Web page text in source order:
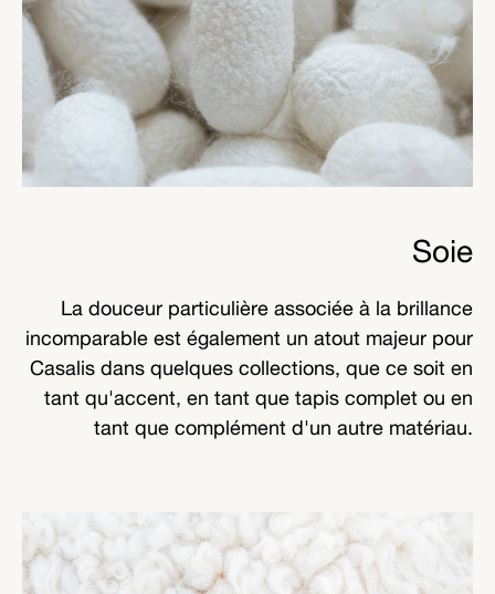
Soie
La douceur particulière associée à la brillance
incomparable est également un atout majeur pour
Casalis dans quelques collections, que ce soit en
tant qu'accent, en tant que tapis complet ou en
tant que complément d'un autre matériau.